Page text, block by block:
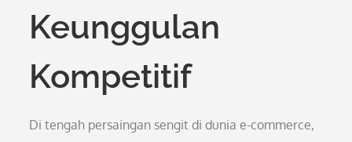
Keunggulan
Kompetitif
Di tengah persaingan sengit di dunia e-commerce,